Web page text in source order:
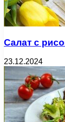
Салат с
23.12.2024